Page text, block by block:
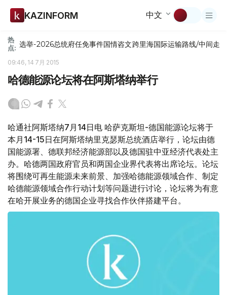
KAZINFORM 中文
热
点: 选举-2026总统府任免事件国情咨文跨里海国际运输路线/中间走廊
09:46, 14 7月 2015
哈德能源论坛将在阿斯塔纳举行
哈通社阿斯塔纳7月14日电 哈萨克斯坦-德国能源论坛将于
本月14-15日在阿斯塔纳里克瑟斯总统酒店举行，论坛由德
国能源署、德联邦经济能源部以及德国驻中亚经济代表处主
办。哈德两国政府官员和两国企业界代表将出席论坛。论坛
将围绕可再生能源未来前景、加强哈德能源领域合作、制定
哈德能源领域合作行动计划等问题进行讨论，论坛将为有意
在哈开展业务的德国企业寻找合作伙伴搭建平台。